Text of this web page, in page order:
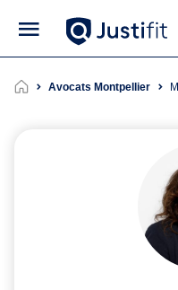
Avocats Montpellier